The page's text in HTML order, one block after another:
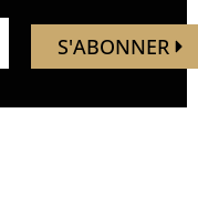
S'ABONNER